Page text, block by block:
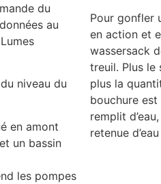
du
au
niveau du
en amont
un bassin
les pompes
Pour gonfler
en action et
wassersack
treuil. Plus le
plus la
bouchure
remplit
retenue